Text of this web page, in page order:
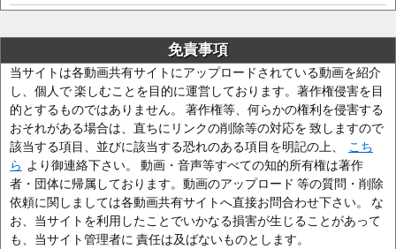
免責事項
当サイトは各動画共有サイトにアップロードされている動画を紹介
し、個人で 楽しむことを目的に運営しております。著作権侵害を目
的とするものではありません。 著作権等、何らかの権利を侵害する
おそれがある場合は、直ちにリンクの削除等の対応を 致しますので
該当する項目、並びに該当する恐れのある項目を明記の上、
こち
ら より御連絡下さい。 動画・音声等すべての知的所有権は著作
者・団体に帰属しております。動画のアップロード 等の質問・削除
依頼に関しましては各動画共有サイトへ直接お問合わせ下さい。 な
お、当サイトを利用したことでいかなる損害が生じることがあって
も、当サイト管理者に 責任は及ばないものとします。